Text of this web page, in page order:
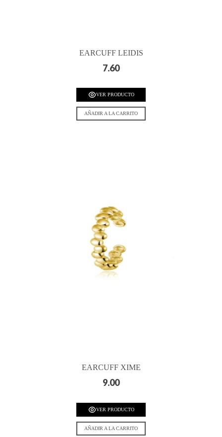
EARCUFF LEIDIS
7.60
VER PRODUCTO
AÑADIR A LA CARRITO
EARCUFF XIME
9.00
VER PRODUCTO
AÑADIR A LA CARRITO